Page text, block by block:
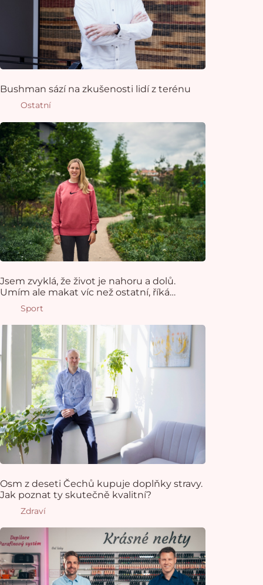
Bushman sází na zkušenosti lidí z terénu
Ostatní
Jsem zvyklá, že život je nahoru a dolů.
Umím ale makat víc než ostatní, říká
fotbalistka Svitková
Sport
Osm z deseti Čechů kupuje doplňky stravy.
Jak poznat ty skutečně kvalitní?
Zdraví